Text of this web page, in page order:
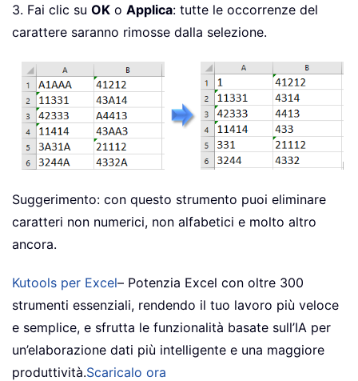
3. Fai clic su OK o Applica: tutte le occorrenze del
carattere saranno rimosse dalla selezione.
Suggerimento: con questo strumento puoi eliminare
caratteri non numerici, non alfabetici e molto altro
ancora.
Kutools per Excel– Potenzia Excel con oltre 300
strumenti essenziali, rendendo il tuo lavoro più veloce
e semplice, e sfrutta le funzionalità basate sull’IA per
un’elaborazione dati più intelligente e una maggiore
produttività.Scaricalo ora